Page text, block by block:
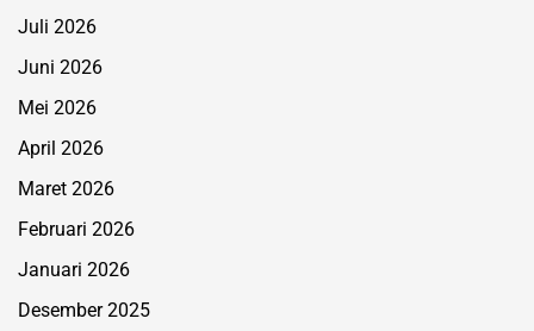
Juli 2026
Juni 2026
Mei 2026
April 2026
Maret 2026
Februari 2026
Januari 2026
Desember 2025